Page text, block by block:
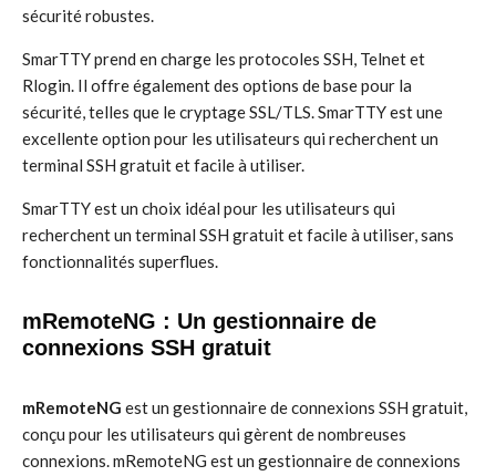
sécurité robustes.
SmarTTY prend en charge les protocoles SSH, Telnet et
Rlogin. Il offre également des options de base pour la
sécurité, telles que le cryptage SSL/TLS. SmarTTY est une
excellente option pour les utilisateurs qui recherchent un
terminal SSH gratuit et facile à utiliser.
SmarTTY est un choix idéal pour les utilisateurs qui
recherchent un terminal SSH gratuit et facile à utiliser, sans
fonctionnalités superflues.
mRemoteNG : Un gestionnaire de
connexions SSH gratuit
mRemoteNG est un gestionnaire de connexions SSH gratuit,
conçu pour les utilisateurs qui gèrent de nombreuses
connexions. mRemoteNG est un gestionnaire de connexions